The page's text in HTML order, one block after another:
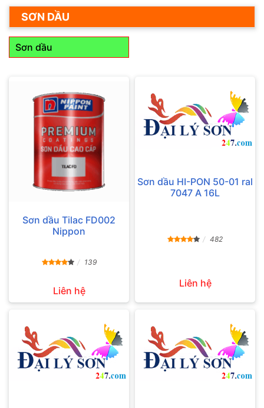
SƠN DẦU
Sơn dầu
Sơn dầu Tilac FD002
Nippon
139
Liên hệ
Sơn dầu HI-PON 50-01 ral
7047 A 16L
482
Liên hệ